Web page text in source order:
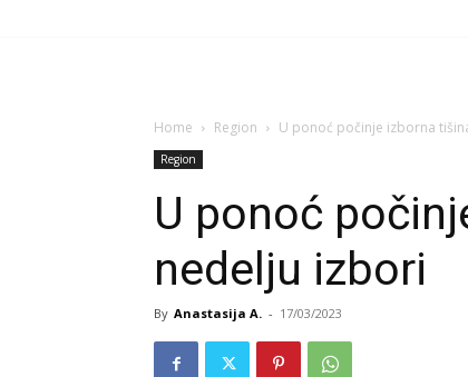
Home Region U ponoć počinje izborna
Region
U ponoć
nedelju izbori
By Anastasija A. - 17/03/2023